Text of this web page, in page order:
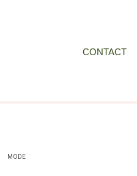
CONTACT
MODE